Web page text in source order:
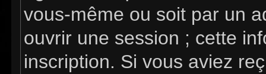
vous-même ou soit par un
ouvrir une session ; cette
inscription. Si vous aviez